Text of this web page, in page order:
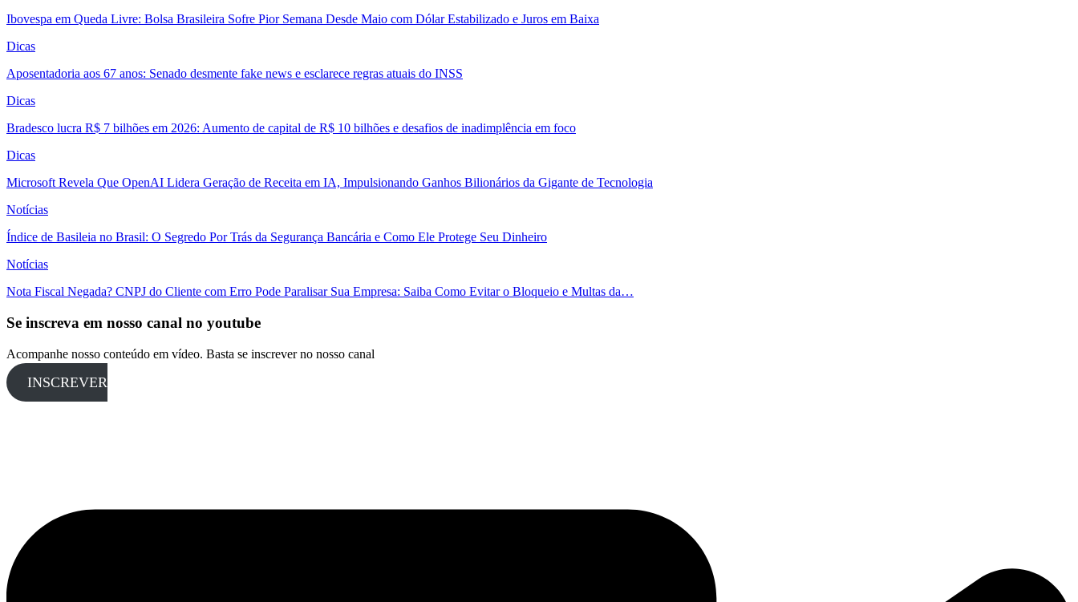
Ibovespa em Queda Livre: Bolsa Brasileira Sofre Pior Semana Desde Maio com Dólar Estabilizado e Juros em Baixa
Dicas
Aposentadoria aos 67 anos: Senado desmente fake news e esclarece regras atuais do INSS
Dicas
Bradesco lucra R$ 7 bilhões em 2026: Aumento de capital de R$ 10 bilhões e desafios de inadimplência em foco
Dicas
Microsoft Revela Que OpenAI Lidera Geração de Receita em IA, Impulsionando Ganhos Bilionários da Gigante de Tecnologia
Notícias
Índice de Basileia no Brasil: O Segredo Por Trás da Segurança Bancária e Como Ele Protege Seu Dinheiro
Notícias
Nota Fiscal Negada? CNPJ do Cliente com Erro Pode Paralisar Sua Empresa: Saiba Como Evitar o Bloqueio e Multas da…
Se inscreva em nosso canal no youtube
Acompanhe nosso conteúdo em vídeo. Basta se inscrever no nosso canal
INSCREVER